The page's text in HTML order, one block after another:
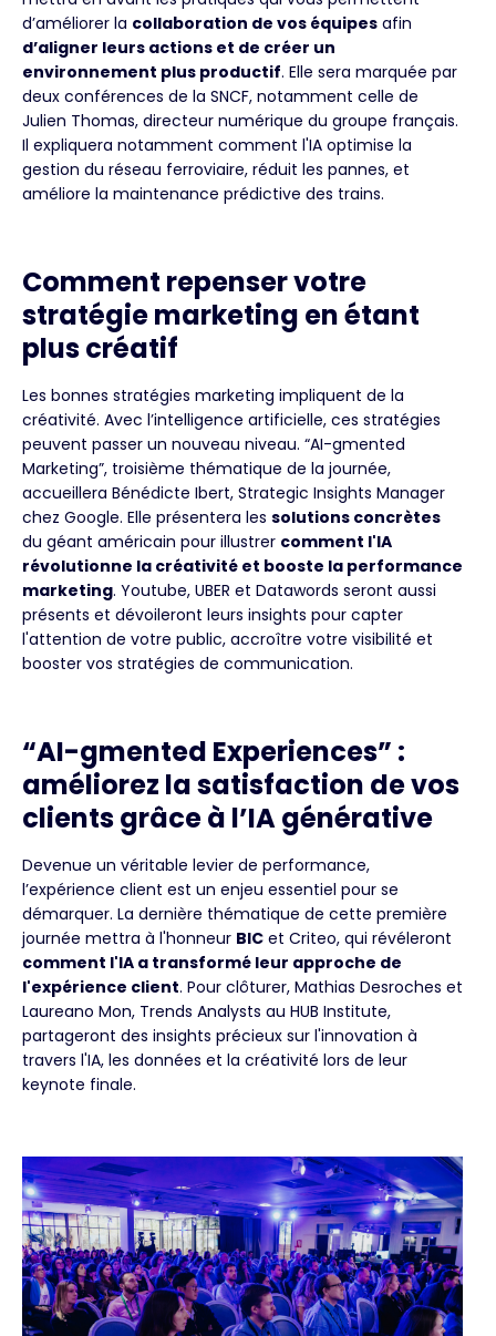
d’améliorer la collaboration de vos équipes afin
d’aligner leurs actions et de créer un
environnement plus productif. Elle sera marquée par
deux conférences de la SNCF, notamment celle de
Julien Thomas, directeur numérique du groupe français.
Il expliquera notamment comment l'IA optimise la
gestion du réseau ferroviaire, réduit les pannes, et
améliore la maintenance prédictive des trains.
Comment repenser votre
stratégie marketing en étant
plus créatif
Les bonnes stratégies marketing impliquent de la
créativité. Avec l’intelligence artificielle, ces stratégies
peuvent passer un nouveau niveau. “AI-gmented
Marketing”, troisième thématique de la journée,
accueillera Bénédicte Ibert, Strategic Insights Manager
chez Google. Elle présentera les solutions concrètes
du géant américain pour illustrer comment l'IA
révolutionne la créativité et booste la performance
marketing. Youtube, UBER et Datawords seront aussi
présents et dévoileront leurs insights pour capter
l'attention de votre public, accroître votre visibilité et
booster vos stratégies de communication.
“AI-gmented Experiences” :
améliorez la satisfaction de vos
clients grâce à l’IA générative
Devenue un véritable levier de performance,
l’expérience client est un enjeu essentiel pour se
démarquer. La dernière thématique de cette première
journée mettra à l'honneur BIC et Criteo, qui révéleront
comment l'IA a transformé leur approche de
l'expérience client. Pour clôturer, Mathias Desroches et
Laureano Mon, Trends Analysts au HUB Institute,
partageront des insights précieux sur l'innovation à
travers l'IA, les données et la créativité lors de leur
keynote finale.